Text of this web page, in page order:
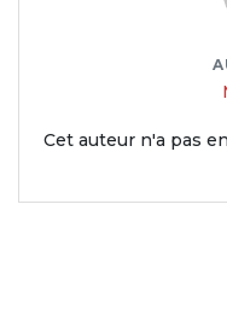
Cet auteur n'a pas